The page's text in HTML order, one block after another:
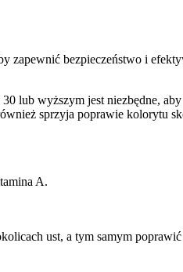
zapewnić bezpieczeństwo i
lub wyższym jest niezbędne,
sprzyja poprawie kolorytu
A.
ust, a tym samym